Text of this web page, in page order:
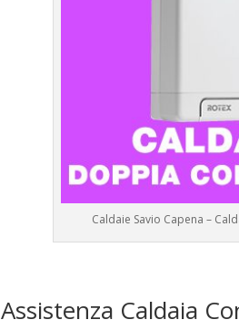
Caldaie Savio Capena –
Assistenza Caldaia